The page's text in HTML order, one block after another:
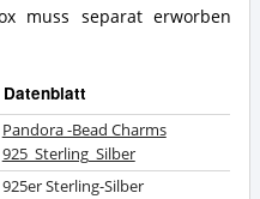
muss separat erworben
Pandora -Bead Charms
925_Sterling_Silber
925er Sterling-Silber